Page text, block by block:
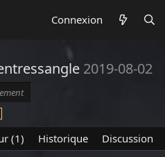
Connexion
2019-08-02
(1) Historique Discussion